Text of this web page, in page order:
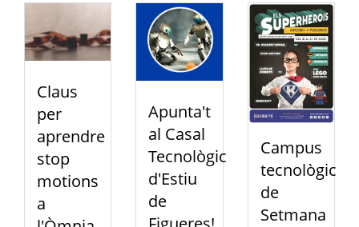
Claus
per
aprendre
stop
motions
a
Apunta't
al Casal
Tecnològic
d'Estiu
de
Campus
tecnològic
de
Setmana